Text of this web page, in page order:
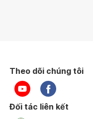
Theo dõi chúng tôi
Đối tác liên kết